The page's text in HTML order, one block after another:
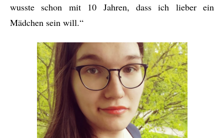
wusste schon mit 10 Jahren, dass ich lieber ein
Mädchen sein will.“